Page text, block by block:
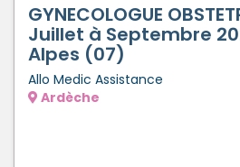
GYNECOLOGUE
Juillet à Septembre
Alpes (07)
Allo Medic Assistance
Ardèche